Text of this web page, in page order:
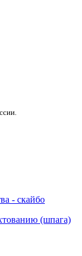
- скайбо
(шпага)